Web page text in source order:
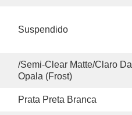
Suspendido
/Semi-Clear Matte/claro Da
Opala (Frost)
Prata Preta Branca